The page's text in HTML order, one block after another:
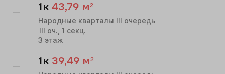
— 1к 43,79 м²
Народные кварталы III очередь
III оч., 1 секц.
3 этаж
— 1к 39,49 м²